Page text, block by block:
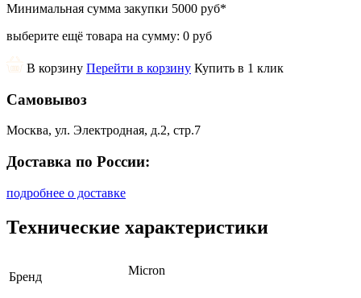
Минимальная сумма закупки 5000 руб*
выберите ещё товара на сумму: 0 руб
В корзину Перейти в корзину Купить в 1 клик
Самовывоз
Москва, ул. Электродная, д.2, стр.7
Доставка по России:
подробнее о доставке
Технические характеристики
Бренд Micron